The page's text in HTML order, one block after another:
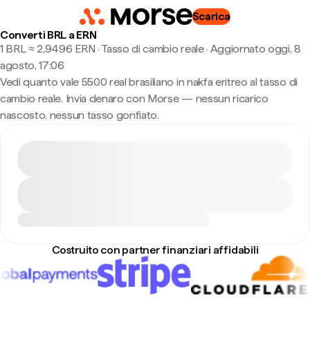
Scarica
Converti BRL a ERN
1 BRL ≈ 2,9496 ERN · Tasso di cambio reale· Aggiornato oggi, 8
agosto, 17:06
Vedi quanto vale 5500 real brasiliano in nakfa eritreo al tasso di
cambio reale. Invia denaro con Morse — nessun ricarico
nascosto, nessun tasso gonfiato.
Costruito con partner finanziari affidabili